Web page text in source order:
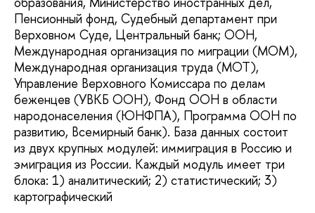
Пенсионный фонд, Судебный департамент при
Верховном Суде, Центральный банк; ООН,
Международная организация по миграции (МОМ),
Международная организация труда (МОТ),
Управление Верховного Комиссара по делам
беженцев (УВКБ ООН), Фонд ООН в области
народонаселения (ЮНФПА), Программа ООН по
развитию, Всемирный банк). База данных состоит
из двух крупных модулей: иммиграция в Россию и
эмиграция из России. Каждый модуль имеет три
блока: 1) аналитический; 2) статистический; 3)
картографический